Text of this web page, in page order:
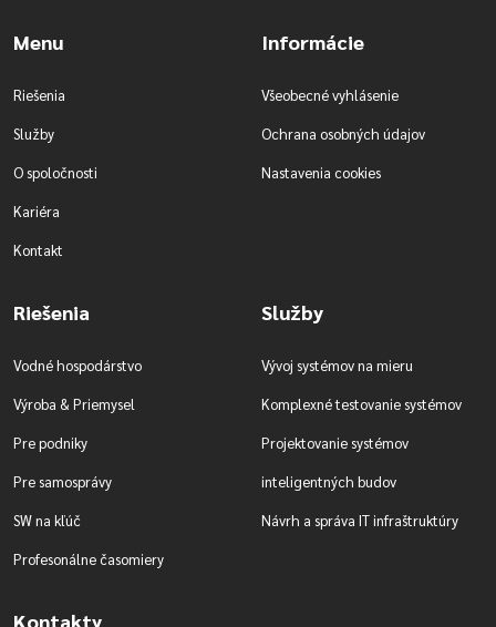
Menu
Riešenia
Služby
O spoločnosti
Kariéra
Kontakt
Informácie
Všeobecné vyhlásenie
Ochrana osobných údajov
Nastavenia cookies
Riešenia
Vodné hospodárstvo
Výroba & Priemysel
Pre podniky
Pre samosprávy
SW na kľúč
Profesonálne časomiery
Služby
Vývoj systémov na mieru
Komplexné testovanie systémov
Projektovanie systémov
inteligentných budov
Návrh a správa IT infraštruktúry
Kontakty